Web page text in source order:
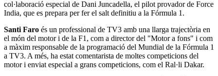
col·laboració especial de Dani Juncadella, el pilot provador de Force
India, que es prepara per fer el salt definitiu a la Fórmula 1.
Santi Faro és un professional de TV3 amb una llarga trajectòria en
el món del motor i de la F1, com a director del "Motor a fons" i com
a màxim responsable de la programació del Mundial de la Fórmula 1
a TV3. A més, ha estat comentarista de moltes competicions del
motor i enviat especial a grans competicions, com el Ral·li Dakar.